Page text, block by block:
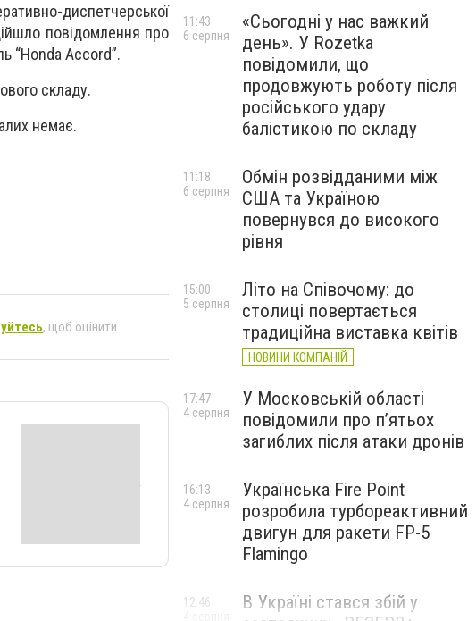
диспетчерської
повідомлення про
“Honda Accord”.
складу.
немає.
, щоб оцінити
«Сьогодні у нас важкий
день». У Rozetka
повідомили, що
продовжують роботу після
російського удару
балістикою по складу
11:43
6 серпня
Обмін розвідданими між
США та Україною
повернувся до високого
рівня
11:18
6 серпня
Літо на Співочому: до
столиці повертається
традиційна виставка квітів
НОВИНИ КОМПАНІЙ
15:00
5 серпня
У Московській області
повідомили про п’ятьох
загиблих після атаки дронів
17:47
4 серпня
Українська Fire Point
розробила турбореактивний
двигун для ракети FP-5
Flamingo
16:13
4 серпня
В Україні стався збій у
12:46